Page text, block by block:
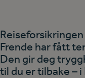
Frende har fått
Den gir deg
til du er tilbake –